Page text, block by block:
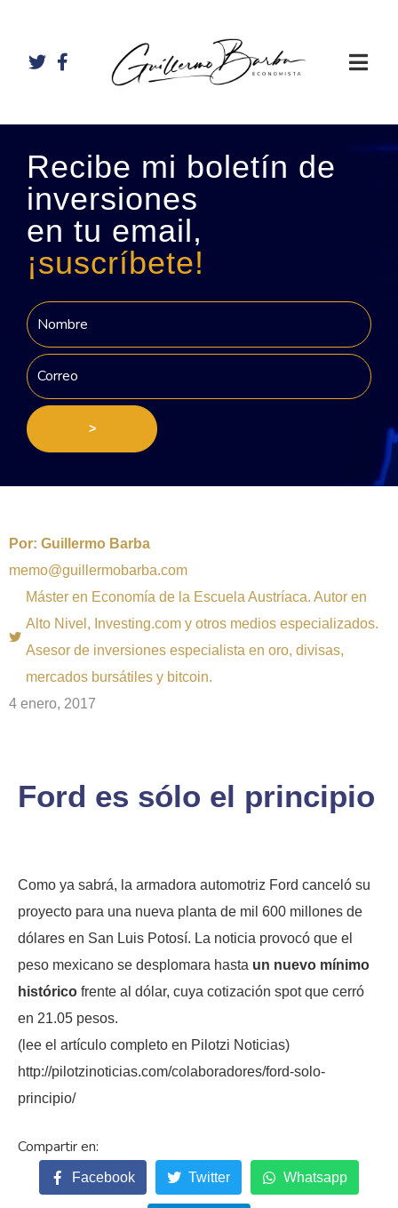
Recibe mi boletín de
inversiones
en tu email,
¡suscríbete!
>
Por: Guillermo Barba
memo@guillermobarba.com
Máster en Economía de la Escuela Austríaca. Autor en
Alto Nivel, Investing.com y otros medios especializados.
Asesor de inversiones especialista en oro, divisas,
mercados bursátiles y bitcoin.
4 enero, 2017
Ford es sólo el principio
Como ya sabrá, la armadora automotriz Ford canceló su
proyecto para una nueva planta de mil 600 millones de
dólares en San Luis Potosí. La noticia provocó que el
peso mexicano se desplomara hasta un nuevo mínimo
histórico frente al dólar, cuya cotización spot que cerró
en 21.05 pesos.
(lee el artículo completo en Pilotzi Noticias)
http://pilotzinoticias.com/colaboradores/ford-solo-
principio/
Facebook Twitter Whatsapp